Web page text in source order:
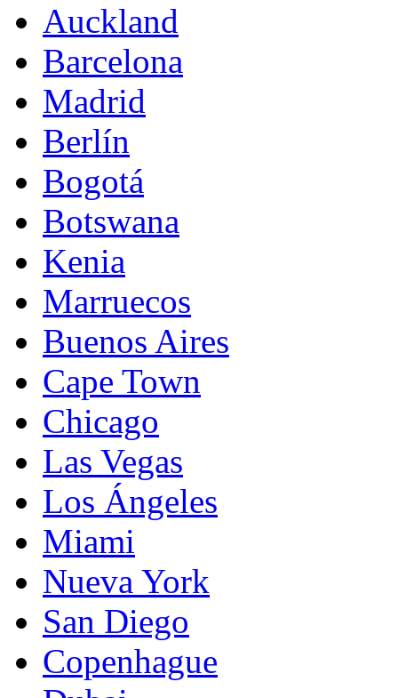
Auckland
Barcelona
Madrid
Berlín
Bogotá
Botswana
Kenia
Marruecos
Buenos Aires
Cape Town
Chicago
Las Vegas
Los Ángeles
Miami
Nueva York
San Diego
Copenhague